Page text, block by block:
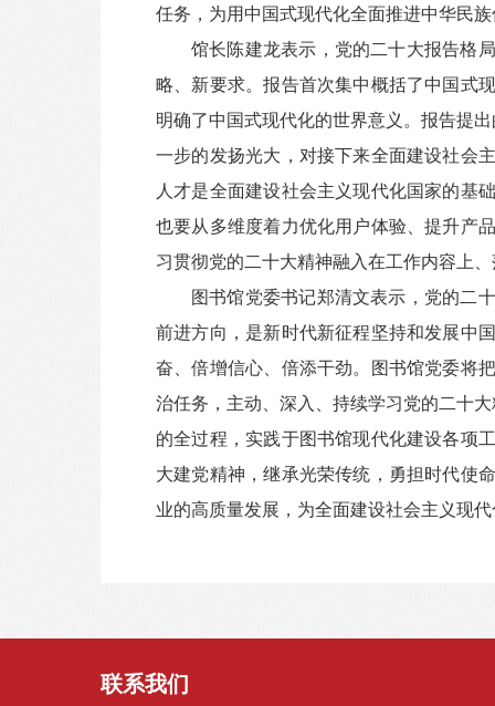
任务，为用中国式现代化全面推进中华民
馆长陈建龙表示，党的二十大报告格
略、新要求。报告首次集中概括了中国式
明确了中国式现代化的世界意义。报告提
一步的发扬光大，对接下来全面建设社会
人才是全面建设社会主义现代化国家的基
也要从多维度着力优化用户体验、提升产
习贯彻党的二十大精神融入在工作内容上
图书馆党委书记郑清文表示，党的二
前进方向，是新时代新征程坚持和发展中
奋、倍增信心、倍添干劲。图书馆党委将
治任务，主动、深入、持续学习党的二十
的全过程，实践于图书馆现代化建设各项
大建党精神，继承光荣传统，勇担时代使
业的高质量发展，为全面建设社会主义现
联系我们